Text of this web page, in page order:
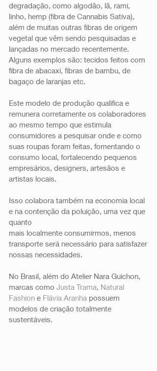
degradação, como algodão, lã, rami,
linho, hemp (fibra de Cannabis Sativa),
além de muitas outras fibras de origem
vegetal que vêm sendo pesquisadas e
lançadas no mercado recentemente.
Alguns exemplos são: tecidos feitos com
fibra de abacaxi, fibras de bambu, de
bagaço de laranjas etc.
Este modelo de produção qualifica e
remunera corretamente os colaboradores
ao mesmo tempo que estimula
consumidores a pesquisar onde e como
suas roupas foram feitas, fomentando o
consumo local, fortalecendo pequenos
empresários, designers, artesãos e
artistas locais.
Isso colabora também na economia local
e na contenção da poluição, uma vez que
quanto
mais localmente consumirmos, menos
transporte será necessário para satisfazer
nossas necessidades.
No Brasil, além do Atelier Nara Guichon,
marcas como Justa Trama, Natural
Fashion e Flávia Aranha possuem
modelos de criação totalmente
sustentáveis.